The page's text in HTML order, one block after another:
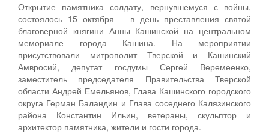
Открытие памятника солдату, вернувшемуся с войны,
состоялось 15 октября – в день преставления святой
благоверной княгини Анны Кашинской на центральном
мемориале города Кашина. На мероприятии
присутствовали митрополит Тверской и Кашинский
Амвросий, депутат госдумы Сергей Веремеенко,
заместитель председателя Правительства Тверской
области Андрей Емельянов, Глава Кашинского городского
округа Герман Баландин и Глава соседнего Калязинского
района Константин Ильин, ветераны, скульптор и
архитектор памятника, жители и гости города.